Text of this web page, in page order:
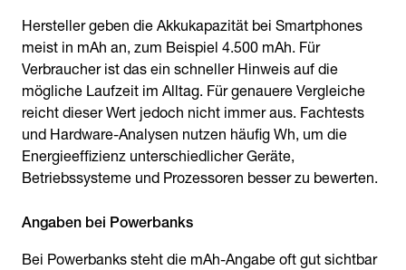
Hersteller geben die Akkukapazität bei Smartphones
meist in mAh an, zum Beispiel 4.500 mAh. Für
Verbraucher ist das ein schneller Hinweis auf die
mögliche Laufzeit im Alltag. Für genauere Vergleiche
reicht dieser Wert jedoch nicht immer aus. Fachtests
und Hardware-Analysen nutzen häufig Wh, um die
Energieeffizienz unterschiedlicher Geräte,
Betriebssysteme und Prozessoren besser zu bewerten.
Angaben bei Powerbanks
Bei Powerbanks steht die mAh-Angabe oft gut sichtbar